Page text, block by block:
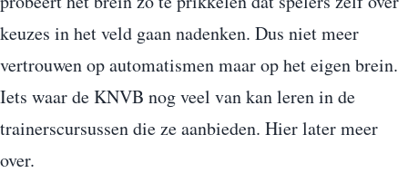
keuzes in het veld gaan nadenken. Dus niet meer
vertrouwen op automatismen maar op het eigen brein.
Iets waar de KNVB nog veel van kan leren in de
trainerscursussen die ze aanbieden. Hier later meer
over.